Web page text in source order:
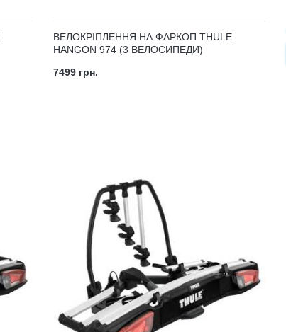
ВЕЛОКРІПЛЕННЯ НА ФАРКОП THULE
HANGON 974 (3 ВЕЛОСИПЕДИ)
7499 грн.